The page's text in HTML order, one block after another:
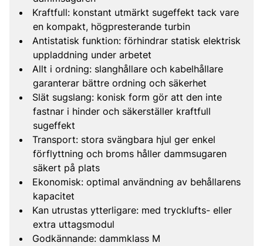
Kraftfull: konstant utmärkt sugeffekt tack vare
en kompakt, högpresterande turbin
Antistatisk funktion: förhindrar statisk elektrisk
uppladdning under arbetet
Allt i ordning: slanghållare och kabelhållare
garanterar bättre ordning och säkerhet
Slät sugslang: konisk form gör att den inte
fastnar i hinder och säkerställer kraftfull
sugeffekt
Transport: stora svängbara hjul ger enkel
förflyttning och broms håller dammsugaren
säkert på plats
Ekonomisk: optimal användning av behållarens
kapacitet
Kan utrustas ytterligare: med trycklufts- eller
extra uttagsmodul
Godkännande: dammklass M